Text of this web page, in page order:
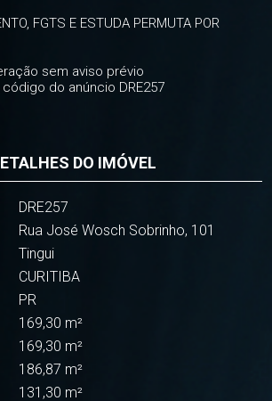
FGTS E ESTUDA PERMUTA POR
sem aviso prévio
do anúncio DRE257
DO IMÓVEL
DRE257
Rua José Wosch Sobrinho, 101
Tingui
CURITIBA
PR
169,30 m²
169,30 m²
186,87 m²
131,30 m²